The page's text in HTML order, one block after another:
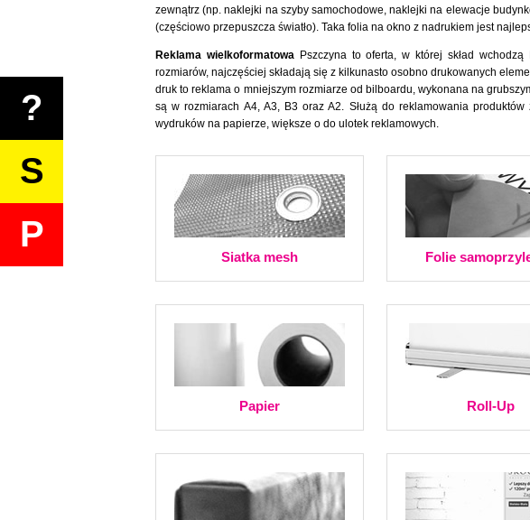
zewnątrz (np. naklejki na szyby samochodowe, naklejki na elewacje
(częściowo przepuszcza światło). Taka folia na okno z nadrukiem jest
Reklama wielkoformatowaPszczyna to oferta, w której skład wchodzą
rozmiarów, najczęściej składają się z kilkunasto osobno drukowanych
druk to reklama o mniejszym rozmiarze od bilboardu, wykonana na
są w rozmiarach A4, A3, B3 oraz A2. Służą do reklamowania
wydruków na papierze, większe o do ulotek reklamowych.
Siatka mesh Folie
Papier Roll-Up
?
S
P